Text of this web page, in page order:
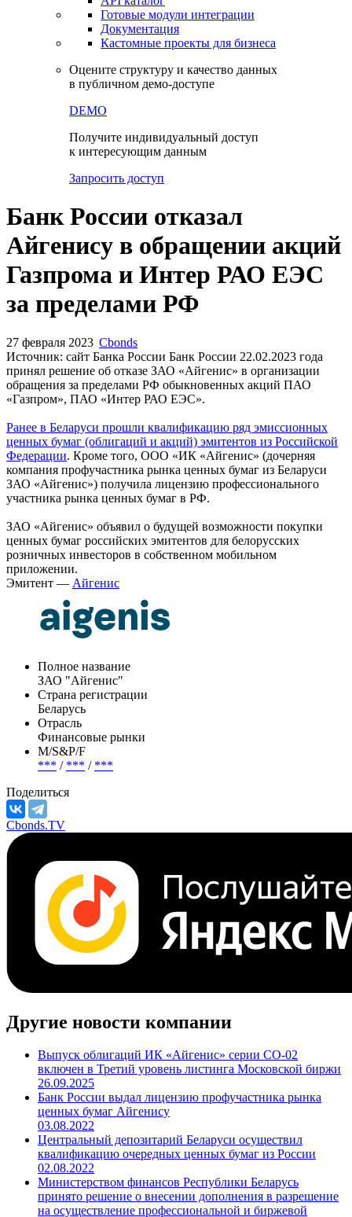
Готовые модули интеграции
Документация
Кастомные проекты для бизнеса
Оцените структуру и качество данных
в публичном демо-доступе
DEMO
Получите индивидуальный доступ
к интересующим данным
Запросить доступ
Банк России отказал
Айгенису в обращении акций
Газпрома и Интер РАО ЕЭС
за пределами РФ
27 февраля 2023 Cbonds
Источник: сайт Банка России Банк России 22.02.2023 года
принял решение об отказе ЗАО «Айгенис» в организации
обращения за пределами РФ обыкновенных акций ПАО
«Газпром», ПАО «Интер РАО ЕЭС».
Ранее в Беларуси прошли квалификацию ряд эмиссионных
ценных бумаг (облигаций и акций) эмитентов из Российской
Федерации. Кроме того, ООО «ИК «Айгенис» (дочерняя
компания профучастника рынка ценных бумаг из Беларуси
ЗАО «Айгенис») получила лицензию профессионального
участника рынка ценных бумаг в РФ.
ЗАО «Айгенис» объявил о будущей возможности покупки
ценных бумаг российских эмитентов для белорусских
розничных инвесторов в собственном мобильном
приложении.
Эмитент — Айгенис
Полное название
ЗАО "Айгенис"
Страна регистрации
Беларусь
Отрасль
Финансовые рынки
М/S&P/F
*** / *** / ***
Поделиться
Cbonds.TV
Другие новости компании
Выпуск облигаций ИК «Айгенис» серии СО-02
включен в Третий уровень листинга Московской биржи
26.09.2025
Банк России выдал лицензию профучастника рынка
ценных бумаг Айгенису
03.08.2022
Центральный депозитарий Беларуси осуществил
квалификацию очередных ценных бумаг из России
02.08.2022
Министерством финансов Республики Беларусь
принято решение о внесении дополнения в разрешение
на осуществление профессиональной и биржевой